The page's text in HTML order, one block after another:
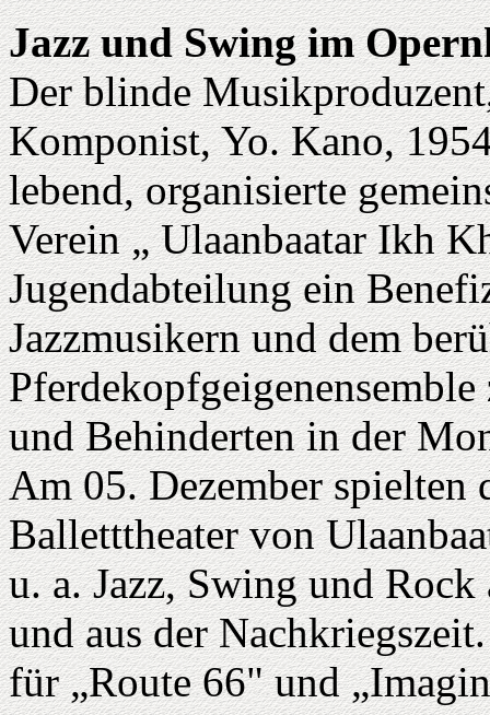
Jazz und Swing im
Der blinde
Komponist, Yo. Kano,
lebend, organisierte
Verein „ Ulaanbaatar Ikh
Jugendabteilung ein
Jazzmusikern und dem
und Behinderten in der
Am 05. Dezember
Balletttheater von
u. a. Jazz, Swing und
und aus der
für „Route 66" und